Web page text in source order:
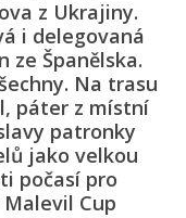
z Ukrajiny.
i delegovaná
ze Španělska.
Na trasu
páter z místní
patronky
jako velkou
počasí pro
Cup